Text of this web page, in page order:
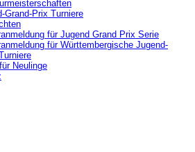
Grand-Prix Turniere
für Jugend Grand Prix Serie
für Württembergische Jugend-
Neulinge